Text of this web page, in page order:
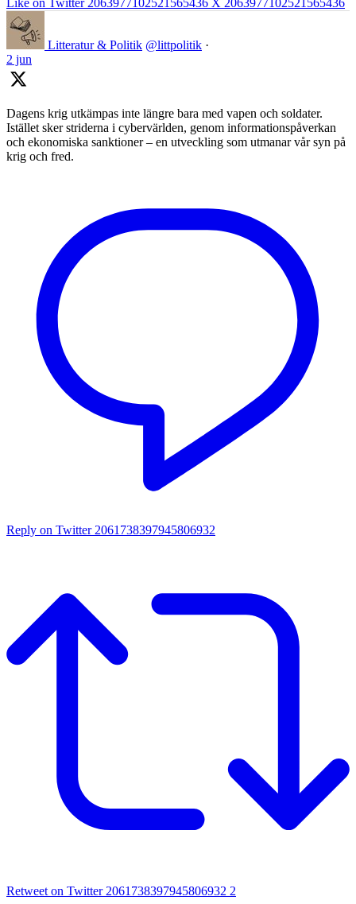
Like on Twitter 2063977102521565436 X 2063977102521565436
Litteratur & Politik @littpolitik ·
2 jun
Dagens krig utkämpas inte längre bara med vapen och soldater.
Istället sker striderna i cybervärlden, genom informationspåverkan
och ekonomiska sanktioner – en utveckling som utmanar vår syn på
krig och fred.
Reply on Twitter 2061738397945806932
Retweet on Twitter 2061738397945806932 2